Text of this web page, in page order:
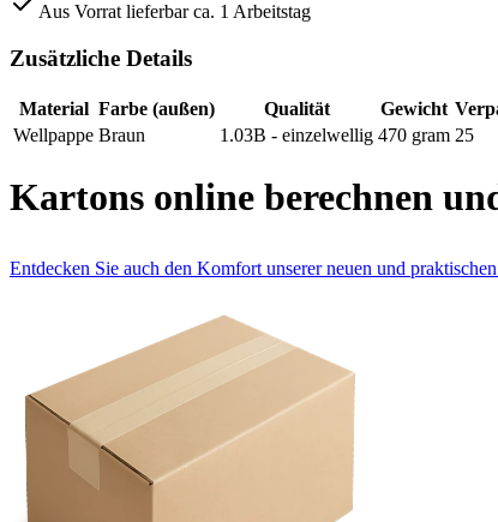
Aus Vorrat lieferbar ca. 1 Arbeitstag
Zusätzliche Details
Material Farbe (außen) Qualität Gewicht
Wellpappe Braun 1.03B - einzelwellig 470 gram 25
Kartons online berechnen
Entdecken Sie auch den Komfort unserer neuen und